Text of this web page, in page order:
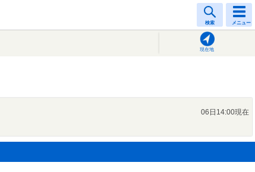
検索 メニュー
現在地
06日14:00現在